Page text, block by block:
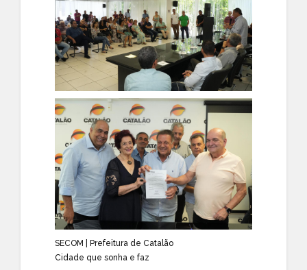
SECOM | Prefeitura de Catalão
Cidade que sonha e faz